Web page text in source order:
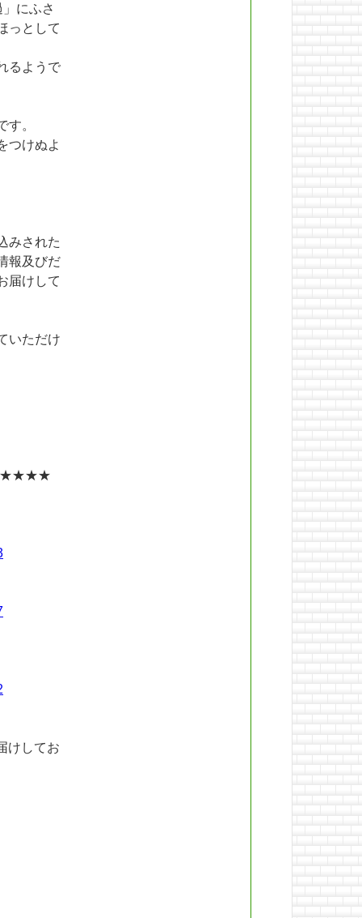
にふさ
っとして
るようで
。
つけぬよ
みされた
報及びだ
届けして
いただけ
けしてお